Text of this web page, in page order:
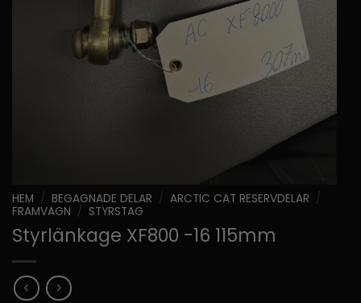
HEM / BEGAGNADE DELAR / ARCTIC CAT RESERVDELAR /
FRAMVAGN / STYRSTAG
Styrlänkage XF800 -16 115mm